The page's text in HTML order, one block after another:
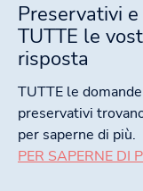
Preservativi
TUTTE le
risposta
TUTTE le
preservativi
per saperne di più.
PER SAPERNE DI